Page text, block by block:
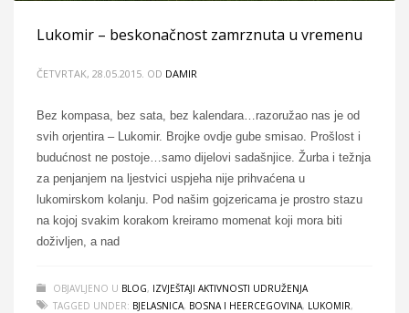
Lukomir – beskonačnost zamrznuta u vremenu
ČETVRTAK, 28.05.2015. OD DAMIR
Bez kompasa, bez sata, bez kalendara…razoružao nas je od
svih orjentira – Lukomir. Brojke ovdje gube smisao. Prošlost i
budućnost ne postoje…samo dijelovi sadašnjice. Žurba i težnja
za penjanjem na ljestvici uspjeha nije prihvaćena u
lukomirskom kolanju. Pod našim gojzericama je prostro stazu
na kojoj svakim korakom kreiramo momenat koji mora biti
doživljen, a nad
OBJAVLJENO U BLOG, IZVJEŠTAJI AKTIVNOSTI UDRUŽENJA
TAGGED UNDER: BJELASNICA, BOSNA I HEERCEGOVINA, LUKOMIR,